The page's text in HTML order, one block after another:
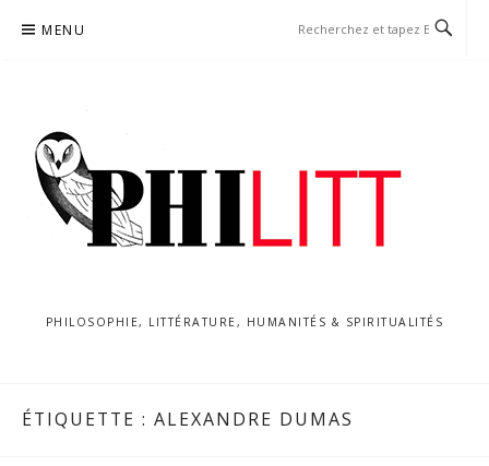
MENU
PHILOSOPHIE, LITTÉRATURE, HUMANITÉS & SPIRITUALITÉS
ÉTIQUETTE : ALEXANDRE DUMAS